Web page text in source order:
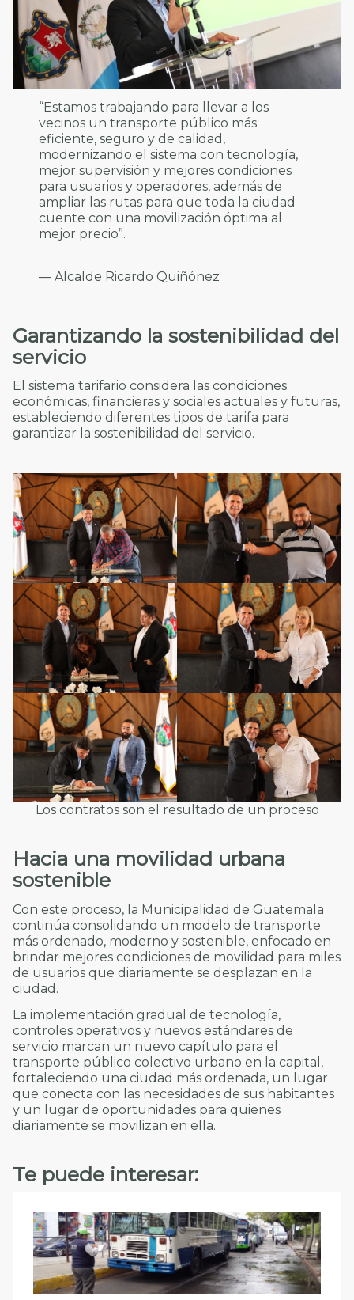
“Estamos trabajando para llevar a los
vecinos un transporte público más
eficiente, seguro y de calidad,
modernizando el sistema con tecnología,
mejor supervisión y mejores condiciones
para usuarios y operadores, además de
ampliar las rutas para que toda la ciudad
cuente con una movilización óptima al
mejor precio”.
— Alcalde Ricardo Quiñónez
Garantizando la sostenibilidad del
servicio
El sistema tarifario considera las condiciones
económicas, financieras y sociales actuales y futuras,
estableciendo diferentes tipos de tarifa para
garantizar la sostenibilidad del servicio.
Los contratos son el resultado de un proceso
Hacia una movilidad urbana
sostenible
Con este proceso, la Municipalidad de Guatemala
continúa consolidando un modelo de transporte
más ordenado, moderno y sostenible, enfocado en
brindar mejores condiciones de movilidad para miles
de usuarios que diariamente se desplazan en la
ciudad.
La implementación gradual de tecnología,
controles operativos y nuevos estándares de
servicio marcan un nuevo capítulo para el
transporte público colectivo urbano en la capital,
fortaleciendo una ciudad más ordenada, un lugar
que conecta con las necesidades de sus habitantes
y un lugar de oportunidades para quienes
diariamente se movilizan en ella.
Te puede interesar: